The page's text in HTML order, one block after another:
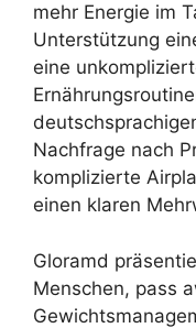
mehr Energie im
Unterstützung
eine
Nachfrage nach
komplizierte
einen klaren
Gloramd
Menschen, pass